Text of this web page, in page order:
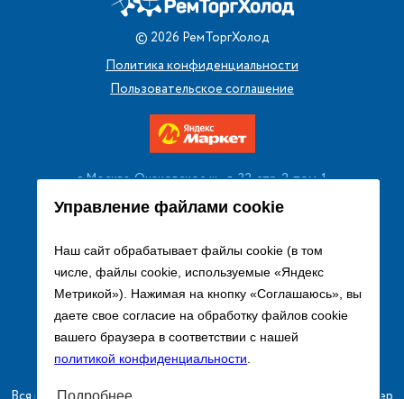
Управление файлами cookie
Наш сайт обрабатывает файлы cookie (в том
числе, файлы cookie, используемые «Яндекс
Метрикой»). Нажимая на кнопку «Соглашаюсь», вы
даете свое согласие на обработку файлов cookie
вашего браузера в соответствии с нашей
политикой конфиденциальности.
Подробнее
© 2026 РемТоргХолод
Политика конфиденциальности
Пользовательское соглашение
г. Москва, Очаковское ш., д. 32, стр. 2, пом. 1
+7 (495) 256 08 13
Заказать звонок
sales@remtorgholod.ru
Разработка и продвижение сайта